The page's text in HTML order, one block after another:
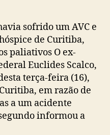
sofrido um AVC e
de Curitiba,
paliativos O ex-
Euclides Scalco,
terça-feira (16),
em razão de
a um acidente
informou a